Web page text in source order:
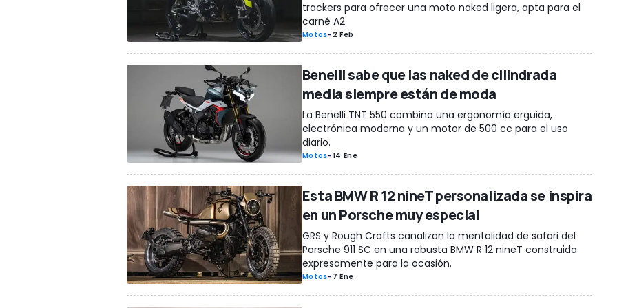
trackers para ofrecer una moto naked ligera, apta para el
carné A2.
Motos- 2 Feb
Benelli sabe que las naked de cilindrada
media siempre están de moda
La Benelli TNT 550 combina una ergonomía erguida,
electrónica moderna y un motor de 500 cc para el uso
diario.
Motos-14 Ene
Esta BMW R 12 nineT personalizada se inspira
en un Porsche muy especial
GRS y Rough Crafts canalizan la mentalidad de safari del
Porsche 911 SC en una robusta BMW R 12 nineT construida
expresamente para la ocasión.
Motos- 7 Ene